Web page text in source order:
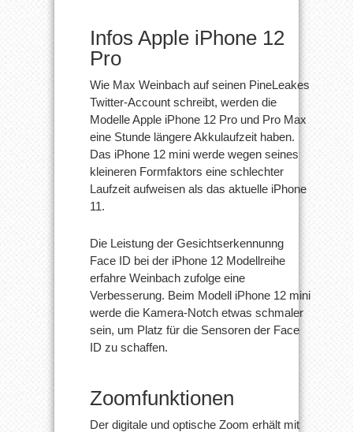
Infos Apple iPhone 12
Pro
Wie Max Weinbach auf seinen PineLeakes
Twitter-Account schreibt, werden die
Modelle Apple iPhone 12 Pro und Pro Max
eine Stunde längere Akkulaufzeit haben.
Das iPhone 12 mini werde wegen seines
kleineren Formfaktors eine schlechter
Laufzeit aufweisen als das aktuelle iPhone
11.
Die Leistung der Gesichtserkennunng
Face ID bei der iPhone 12 Modellreihe
erfahre Weinbach zufolge eine
Verbesserung. Beim Modell iPhone 12 mini
werde die Kamera-Notch etwas schmaler
sein, um Platz für die Sensoren der Face
ID zu schaffen.
Zoomfunktionen
Der digitale und optische Zoom erhält mit